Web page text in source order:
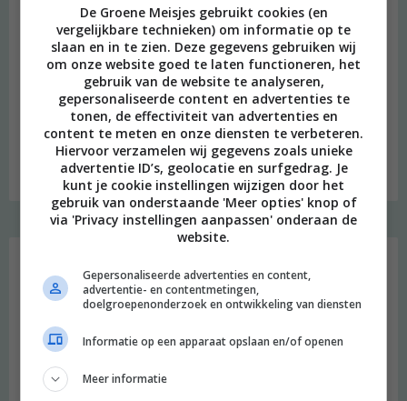
Budget recept: Linzensoep met kokosmelk
De Groene Meisjes gebruikt cookies (en
vergelijkbare technieken) om informatie op te
slaan en in te zien. Deze gegevens gebruiken wij
om onze website goed te laten functioneren, het
gebruik van de website te analyseren,
gepersonaliseerde content en advertenties te
tonen, de effectiviteit van advertenties en
content te meten en onze diensten te verbeteren.
Hiervoor verzamelen wij gegevens zoals unieke
advertentie ID’s, geolocatie en surfgedrag. Je
kunt je cookie instellingen wijzigen door het
gebruik van onderstaande 'Meer opties' knop of
via 'Privacy instellingen aanpassen' onderaan de
website.
Gepersonaliseerde advertenties en content,
advertentie- en contentmetingen,
doelgroepenonderzoek en ontwikkeling van diensten
Informatie op een apparaat opslaan en/of openen
Meer informatie